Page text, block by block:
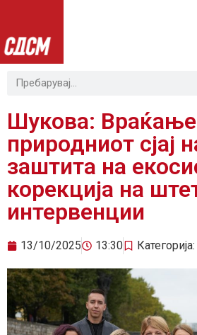
Шукова:
природниот сјај
заштита на
корекција на
интервенции
13/10/2025 13:30 Категорија: